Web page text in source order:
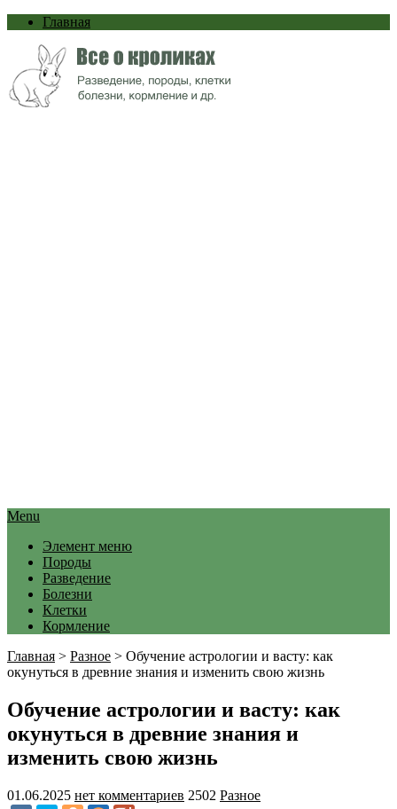
Главная
Menu
Элемент меню
Породы
Разведение
Болезни
Клетки
Кормление
Главная > Разное > Обучение астрологии и васту: как
окунуться в древние знания и изменить свою жизнь
Обучение астрологии и васту: как
окунуться в древние знания и
изменить свою жизнь
01.06.2025 нет комментариев 2502 Разное